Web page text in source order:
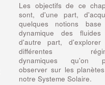
Les objectifs de ce
sont, d'une part,
quelques notions
dynamique des
d'autre part, d'explorer
différentes
dynamiques qu'on
observer sur les
notre Systeme Solaire.